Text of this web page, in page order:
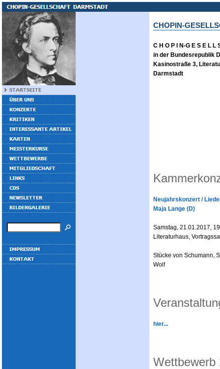
CHOPIN-
C H O P I N-G E S E L L
in der Bundesrepublik
Kasinostraße 3,
Darmstadt
Neujahrskonzert /
Maja Lange (D)
Samstag, 21.01.2017,
Literaturhaus,
Stücke von Schumann,
Wolf
hier...
Wettbewerb